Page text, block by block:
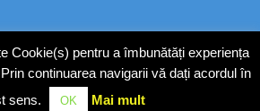
© Wakatech
Cookie(s) pentru a îmbunătăți experiența
continuarea navigarii vă dați acordul în
sens.
OK Mai mult